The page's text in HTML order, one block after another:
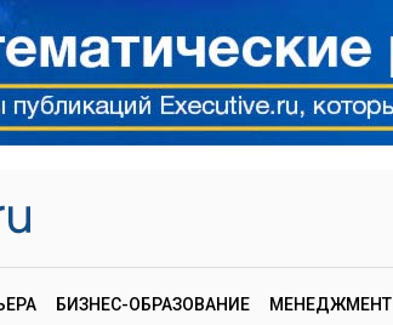
БИЗНЕС-ОБРАЗОВАНИЕ МЕНЕДЖМЕНТ